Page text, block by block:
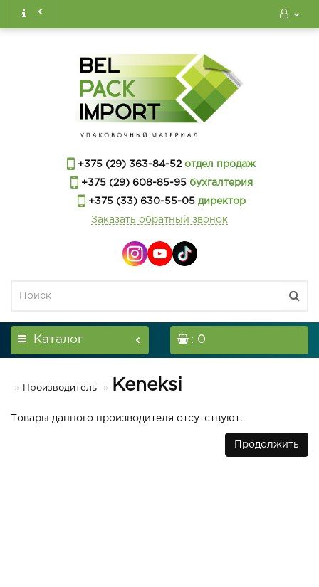
+375 (29) 363-84-52 отдел продаж
+375 (29) 608-85-95бухгалтерия
+375 (33) 630-55-05директор
Заказать обратный звонок
Каталог : 0
Производитель Keneksi
Товары данного производителя отсутствуют.
Продолжить